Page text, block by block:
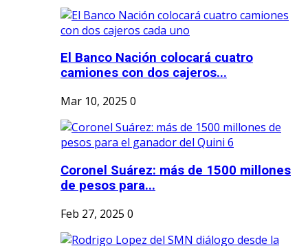
El Banco Nación colocará cuatro
camiones con dos cajeros...
Mar 10, 2025 0
Coronel Suárez: más de 1500 millones
de pesos para...
Feb 27, 2025 0